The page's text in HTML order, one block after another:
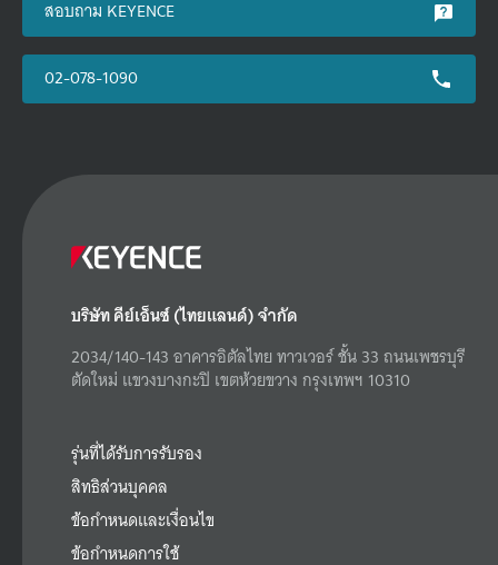
สอบถาม KEYENCE
02-078-1090
บริษัท คีย์เอ็นซ์ (ไทยแลนด์) จำกัด
2034/140-143 อาคารอิตัลไทย ทาวเวอร์ ชั้น 33 ถนนเพชรบุรี
ตัดใหม่ แขวงบางกะปิ เขตห้วยขวาง กรุงเทพฯ 10310
รุ่นที่ได้รับการรับรอง
สิทธิส่วนบุคคล
ข้อกำหนดและเงื่อนไข
ข้อกำหนดการใช้